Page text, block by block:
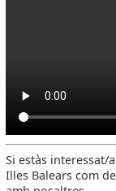
Si estàs interessat/
Illes Balears com